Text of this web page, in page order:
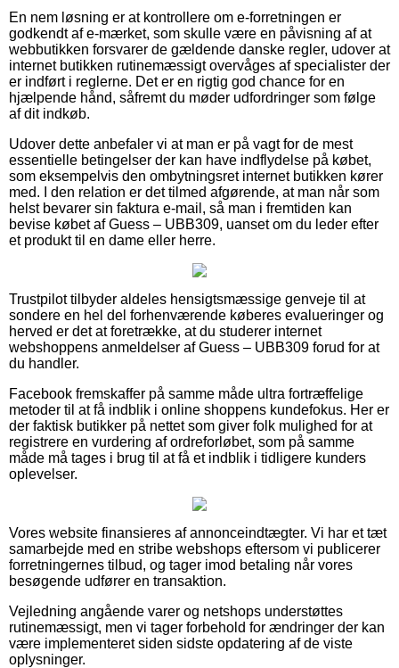
En nem løsning er at kontrollere om e-forretningen er
godkendt af e-mærket, som skulle være en påvisning af at
webbutikken forsvarer de gældende danske regler, udover at
internet butikken rutinemæssigt overvåges af specialister der
er indført i reglerne. Det er en rigtig god chance for en
hjælpende hånd, såfremt du møder udfordringer som følge
af dit indkøb.
Udover dette anbefaler vi at man er på vagt for de mest
essentielle betingelser der kan have indflydelse på købet,
som eksempelvis den ombytningsret internet butikken kører
med. I den relation er det tilmed afgørende, at man når som
helst bevarer sin faktura e-mail, så man i fremtiden kan
bevise købet af Guess – UBB309, uanset om du leder efter
et produkt til en dame eller herre.
Trustpilot tilbyder aldeles hensigtsmæssige genveje til at
sondere en hel del forhenværende køberes evalueringer og
herved er det at foretrække, at du studerer internet
webshoppens anmeldelser af Guess – UBB309 forud for at
du handler.
Facebook fremskaffer på samme måde ultra fortræffelige
metoder til at få indblik i online shoppens kundefokus. Her er
der faktisk butikker på nettet som giver folk mulighed for at
registrere en vurdering af ordreforløbet, som på samme
måde må tages i brug til at få et indblik i tidligere kunders
oplevelser.
Vores website finansieres af annonceindtægter. Vi har et tæt
samarbejde med en stribe webshops eftersom vi publicerer
forretningernes tilbud, og tager imod betaling når vores
besøgende udfører en transaktion.
Vejledning angående varer og netshops understøttes
rutinemæssigt, men vi tager forbehold for ændringer der kan
være implementeret siden sidste opdatering af de viste
oplysninger.